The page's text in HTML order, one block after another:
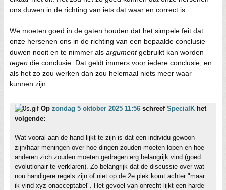
ons duwen in de richting van iets dat waar en correct is.
We moeten goed in de gaten houden dat het simpele feit dat
onze hersenen ons in de richting van een bepaalde conclusie
duwen nooit en te nimmer als argumentgebruikt kan worden
tegen die conclusie. Dat geldt immers voor iedere conclusie, en
als het zo zou werken dan zou helemaal niets meer waar
kunnen zijn.
Op zondag 5 oktober 2025 11:56 schreef SpecialK het
volgende:
Wat vooral aan de hand lijkt te zijn is dat een individu gewoon
zijn/haar meningen over hoe dingen zouden moeten lopen en hoe
anderen zich zouden moeten gedragen erg belangrijk vind (goed
evolutionair te verklaren). Zo belangrijk dat de discussie over wat
nou handigere regels zijn of niet op de 2e plek komt achter "maar
ik vind xyz onacceptabel". Het gevoel van onrecht lijkt een harde